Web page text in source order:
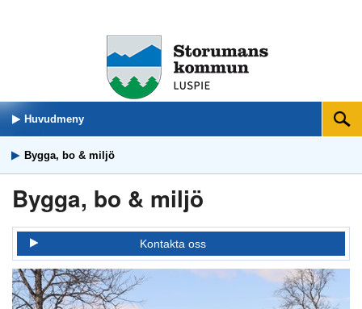
Huvudmeny Sök
Bygga, bo & miljö
Bygga, bo & miljö
Kontakta oss